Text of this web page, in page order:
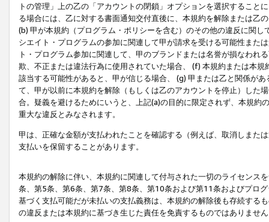
トの管理」上の乙の「アカウントの閉鎖」オプションを選択するこ
る場合には、乙に対する書面通知交付直後に、本規約を解除または乙
(b) 甲が本規約（プログラム・ポリシーを含む）のその他の違反に関
シエイト・プログラムの参加に関連して甲が請求を受ける可能性また
ト・プログラム参加に関連して、甲のブランドまたは名誉が損なわれ
欺、不正または違法行為に使用されていた場合、 (f) 本規約または本
該当する可能性があると、甲が信じる場合、 (g) 甲または乙と関係が
て、甲が以前に本規約を解除（もしくは乙のアカウントを停止）した
合。疑義を避けるためにいうと、上記(a)の目的に限定されず、本規
重大な違反とみなされます。
甲は、正確な金額が支払われたことを確認する（例えば、取消しまた
支払いを保留することがあります。
本規約の解除に伴い、本規約に関連して付与された一切のライセンス
条、第5条、第6条、第7条、第8条、第10条および第11条およびプロ
基づく支払可能だが未払いの支払義務は、本規約の解除後も存続する
の違反または本規約に基づき生じた責任を免責するものではありませ